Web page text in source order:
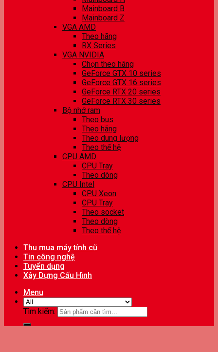
Mainboard B
Mainboard Z
VGA AMD
Theo hãng
RX Series
VGA NVIDIA
Chọn theo hãng
GeForce GTX 10 series
GeForce GTX 16 series
GeForce RTX 20 series
GeForce RTX 30 series
Bộ nhớ ram
Theo bus
Theo hãng
Theo dung lượng
Theo thế hệ
CPU AMD
CPU Tray
Theo dòng
CPU Intel
CPU Xeon
CPU Tray
Theo socket
Theo dòng
Theo thế hệ
Thu mua máy tính cũ
Tin công nghệ
Tuyển dụng
Xây Dựng Cấu Hình
Menu
Tìm kiếm: